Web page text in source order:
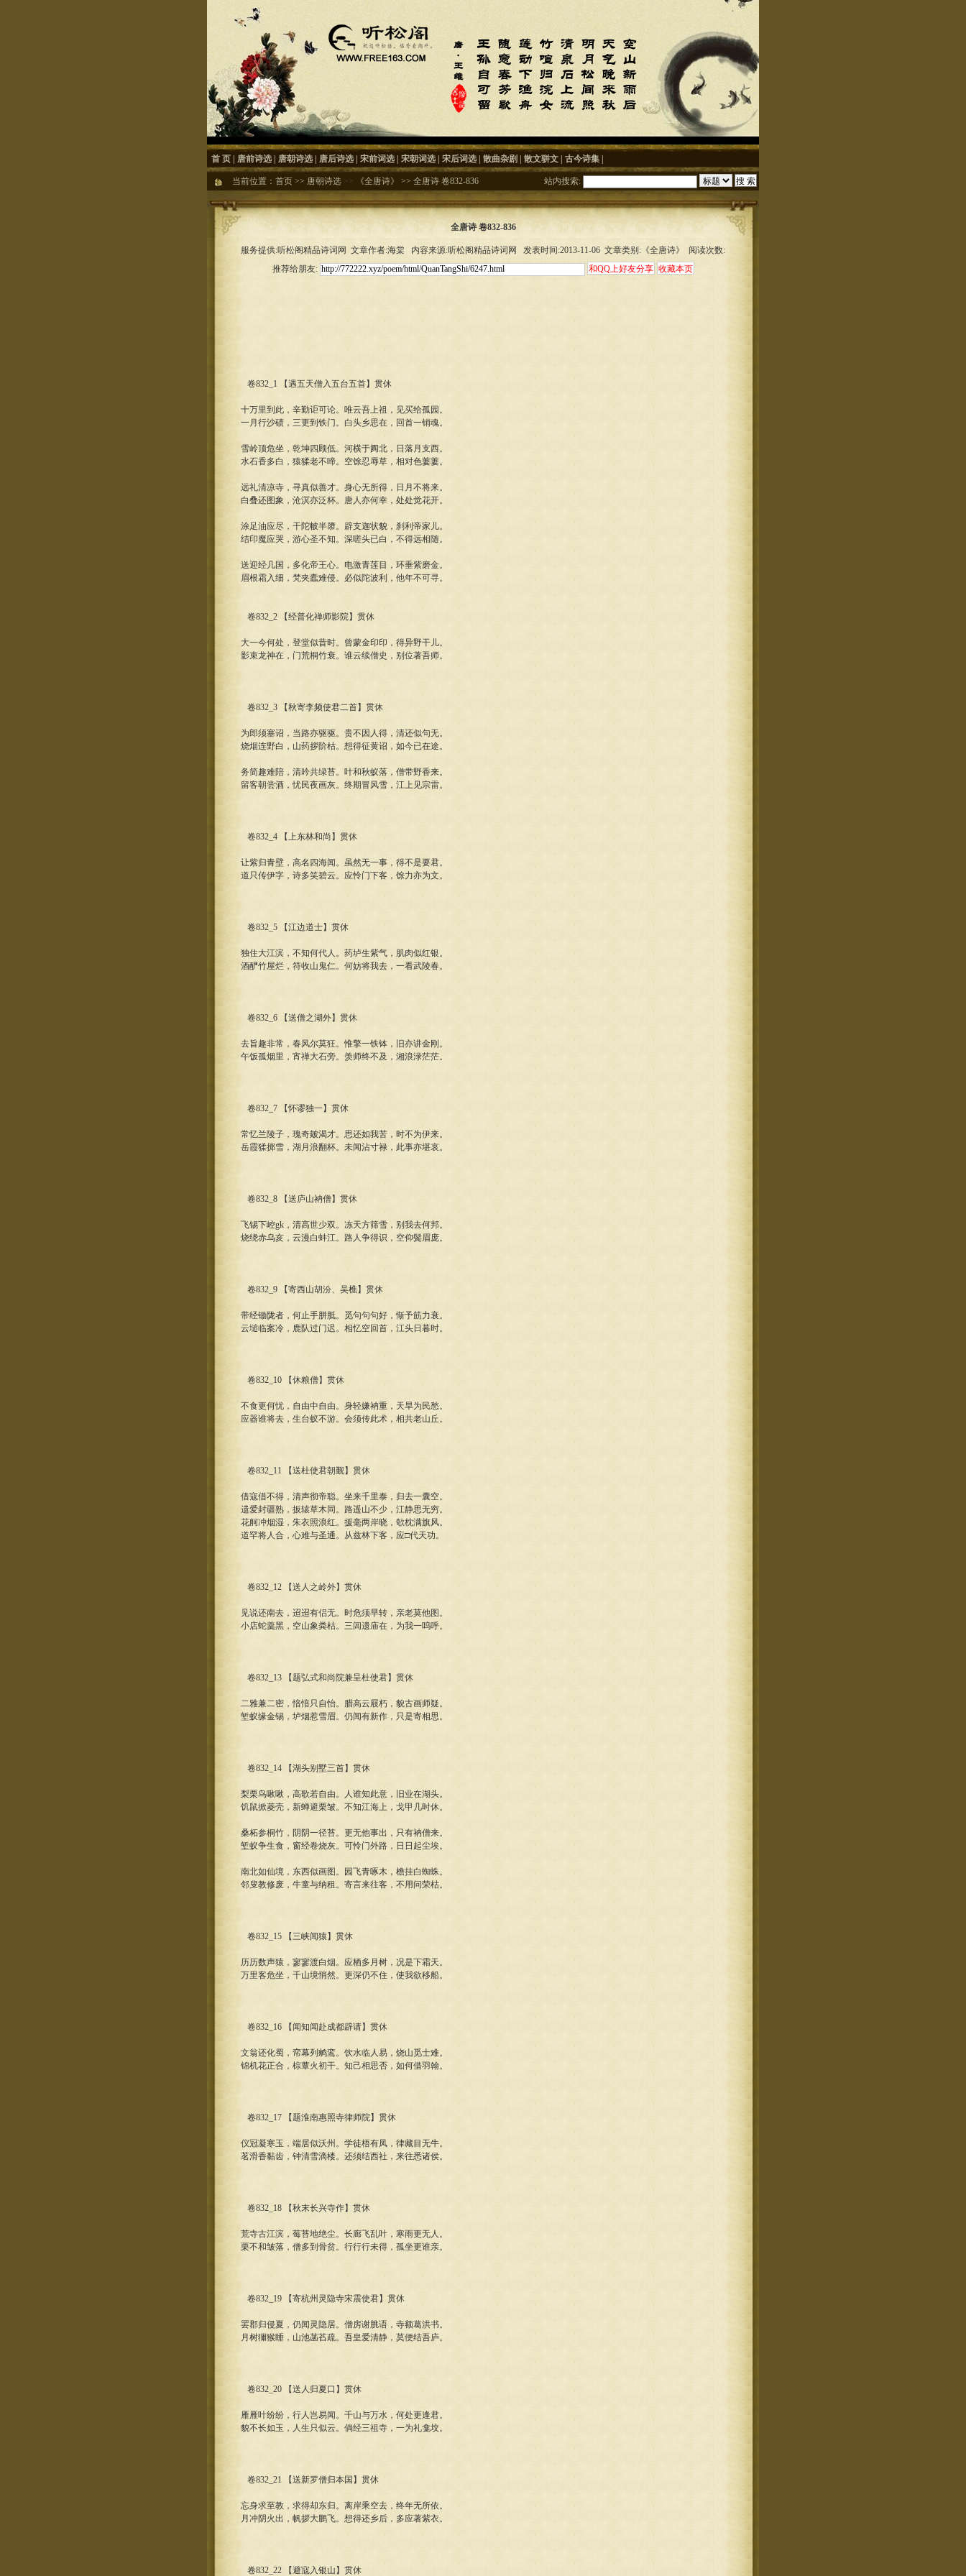
首 页 唐前诗选 唐朝诗选 唐后诗选 宋前词选 宋朝词选 宋后词选 散曲杂剧 散文骈文 古今诗集
当前位置： 首页 >> 唐朝诗选 >> 《全唐诗》 >> 全唐诗 卷832-836 站内搜索:
全唐诗 卷832-836
服务提供:听松阁精品诗词网 文章作者:海棠 内容来源:听松阁精品诗词网 发表时间:2013-11-06 文章类别:《全唐诗》 阅读次数:
推荐给朋友:
卷832_1 【遇五天僧入五台五首】贯休
十万里到此，辛勤讵可论。唯云吾上祖，见买给孤园。
一月行沙碛，三更到铁门。白头乡思在，回首一销魂。
雪岭顶危坐，乾坤四顾低。河横于阗北，日落月支西。
水石香多白，猿猱老不啼。空馀忍辱草，相对色萋萋。
远礼清凉寺，寻真似善才。身心无所得，日月不将来。
白叠还图象，沧溟亦泛杯。唐人亦何幸，处处觉花开。
涂足油应尽，干陀帔半隳。辟支迦状貌，刹利帝家儿。
结印魔应哭，游心圣不知。深嗟头已白，不得远相随。
送迎经几国，多化帝王心。电激青莲目，环垂紫磨金。
眉根霜入细，梵夹蠹难侵。必似陀波利，他年不可寻。
卷832_2 【经普化禅师影院】贯休
大一今何处，登堂似昔时。曾蒙金印印，得异野干儿。
影束龙神在，门荒桐竹衰。谁云续僧史，别位著吾师。
卷832_3 【秋寄李频使君二首】贯休
为郎须塞诏，当路亦驱驱。贵不因人得，清还似句无。
烧烟连野白，山药拶阶枯。想得征黄诏，如今已在途。
务简趣难陪，清吟共绿苔。叶和秋蚁落，僧带野香来。
留客朝尝酒，忧民夜画灰。终期冒风雪，江上见宗雷。
卷832_4 【上东林和尚】贯休
让紫归青壁，高名四海闻。虽然无一事，得不是要君。
道只传伊字，诗多笑碧云。应怜门下客，馀力亦为文。
卷832_5 【江边道士】贯休
独住大江滨，不知何代人。药垆生紫气，肌肉似红银。
酒酽竹屋烂，符收山鬼仁。何妨将我去，一看武陵春。
卷832_6 【送僧之湖外】贯休
去旨趣非常，春风尔莫狂。惟擎一铁钵，旧亦讲金刚。
午饭孤烟里，宵禅大石旁。羡师终不及，湘浪渌茫茫。
卷832_7 【怀谬独一】贯休
常忆兰陵子，瑰奇皴渴才。思还如我苦，时不为伊来。
岳霞猱掷雪，湖月浪翻杯。未闻沾寸禄，此事亦堪哀。
卷832_8 【送庐山衲僧】贯休
飞锡下崆gk，清高世少双。冻天方筛雪，别我去何邦。
烧绕赤乌亥，云漫白蚌江。路人争得识，空仰鬓眉庞。
卷832_9 【寄西山胡汾、吴樵】贯休
带经锄陇者，何止手胼胝。觅句句句好，惭予筋力衰。
云塠临案冷，鹿队过门迟。相忆空回首，江头日暮时。
卷832_10 【休粮僧】贯休
不食更何忧，自由中自由。身轻嫌衲重，天旱为民愁。
应器谁将去，生台蚁不游。会须传此术，相共老山丘。
卷832_11 【送杜使君朝觐】贯休
借寇借不得，清声彻帝聪。坐来千里泰，归去一囊空。
遗爱封疆熟，扳辕草木同。路遥山不少，江静思无穷。
花舸冲烟湿，朱衣照浪红。援毫两岸晓，欹枕满旗风。
道罕将人合，心难与圣通。从兹林下客，应□代天功。
卷832_12 【送人之岭外】贯休
见说还南去，迢迢有侣无。时危须早转，亲老莫他图。
小店蛇羹黑，空山象粪枯。三闾遗庙在，为我一呜呼。
卷832_13 【题弘式和尚院兼呈杜使君】贯休
二雅兼二密，愔愔只自怡。腊高云屐朽，貌古画师疑。
堑蚁缘金锡，垆烟惹雪眉。仍闻有新作，只是寄相思。
卷832_14 【湖头别墅三首】贯休
梨栗鸟啾啾，高歌若自由。人谁知此意，旧业在湖头。
饥鼠掀菱壳，新蝉避栗皱。不知江海上，戈甲几时休。
桑柘参桐竹，阴阴一径苔。更无他事出，只有衲僧来。
堑蚁争生食，窗经卷烧灰。可怜门外路，日日起尘埃。
南北如仙境，东西似画图。园飞青啄木，檐挂白蜘蛛。
邻叟教修废，牛童与纳租。寄言来往客，不用问荣枯。
卷832_15 【三峡闻猿】贯休
历历数声猿，寥寥渡白烟。应栖多月树，况是下霜天。
万里客危坐，千山境悄然。更深仍不住，使我欲移船。
卷832_16 【闻知闻赴成都辟请】贯休
文翁还化蜀，帟幕列鹓鸾。饮水临人易，烧山觅士难。
锦机花正合，棕蕈火初干。知己相思否，如何借羽翰。
卷832_17 【题淮南惠照寺律师院】贯休
仪冠凝寒玉，端居似沃州。学徒梧有凤，律藏目无牛。
茗滑香黏齿，钟清雪滴楼。还须结西社，来往悉诸侯。
卷832_18 【秋末长兴寺作】贯休
荒寺古江滨，莓苔地绝尘。长廊飞乱叶，寒雨更无人。
栗不和皱落，僧多到骨贫。行行行未得，孤坐更谁亲。
卷832_19 【寄杭州灵隐寺宋震使君】贯休
罢郡归侵夏，仍闻灵隐居。僧房谢脁语，寺额葛洪书。
月树獮猴睡，山池菡萏疏。吾皇爱清静，莫便结吾庐。
卷832_20 【送人归夏口】贯休
雁雁叶纷纷，行人岂易闻。千山与万水，何处更逢君。
貌不长如玉，人生只似云。倘经三祖寺，一为礼龛坟。
卷832_21 【送新罗僧归本国】贯休
忘身求至教，求得却东归。离岸乘空去，终年无所依。
月冲阴火出，帆拶大鹏飞。想得还乡后，多应著紫衣。
卷832_22 【避寇入银山】贯休